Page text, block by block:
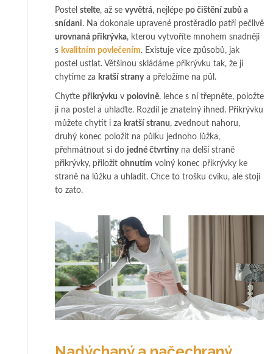
Postel stelte, až se vyvětrá, nejlépe po čištění zubů a
snídani. Na dokonale upravené prostěradlo patří pečlivě
urovnaná přikrývka, kterou vytvoříte mnohem snadněji
s kvalitním povlečením. Existuje více způsobů, jak
postel ustlat. Většinou skládáme přikrývku tak, že ji
chytíme za kratší stranya přeložíme na půl.
Chyťte přikrývku v polovině, lehce s ní třepněte, položte
ji na postel a uhlaďte. Rozdíl je znatelný ihned. Přikrývku
můžete chytit i za kratší stranu, zvednout nahoru,
druhý konec položit na půlku jednoho lůžka,
přehmátnout si do jedné čtvrtinyna delší straně
přikrývky, přiložit ohnutím volný konec přikrývky ke
straně na lůžku a uhladit. Chce to trošku cviku, ale stojí
to zato.